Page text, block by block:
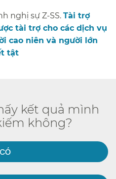
nghị sự Z-SS. Tài trợ
tài trợ cho các dịch vụ
cao niên và người lớn
tật
kết quả mình
không?​​
CÓ​​